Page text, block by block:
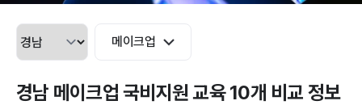
메이크업
경남 메이크업 국비지원 교육 10개 비교 정보